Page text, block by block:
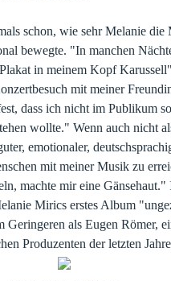
schon, wie sehr Melanie die
bewegte. "In manchen
in meinem Kopf
mit meiner
dass ich nicht im Publikum
wollte." Wenn auch nicht
emotionaler,
mit meiner Musik zu
machte mir eine Gänsehaut."
Mirics erstes Album
Geringeren als Eugen Römer,
Produzenten der letzten